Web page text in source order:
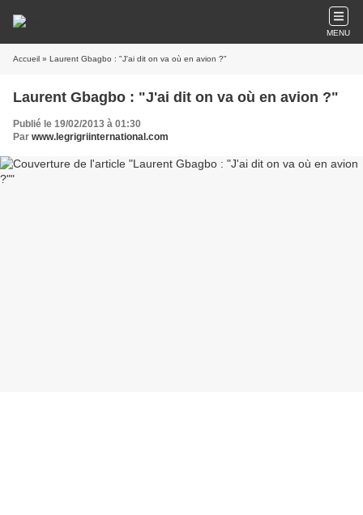
MENU
Accueil » Laurent Gbagbo : "J'ai dit on va où en avion ?"
Laurent Gbagbo : "J'ai dit on va où en avion ?"
Publié le 19/02/2013 à 01:30
Par www.legrigriinternational.com